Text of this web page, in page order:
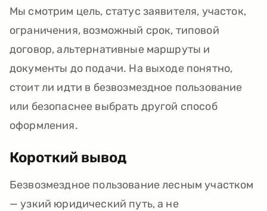
Мы смотрим цель, статус заявителя, участок,
ограничения, возможный срок, типовой
договор, альтернативные маршруты и
документы до подачи. На выходе понятно,
стоит ли идти в безвозмездное пользование
или безопаснее выбрать другой способ
оформления.
Короткий вывод
Безвозмездное пользование лесным участком
— узкий юридический путь, а не